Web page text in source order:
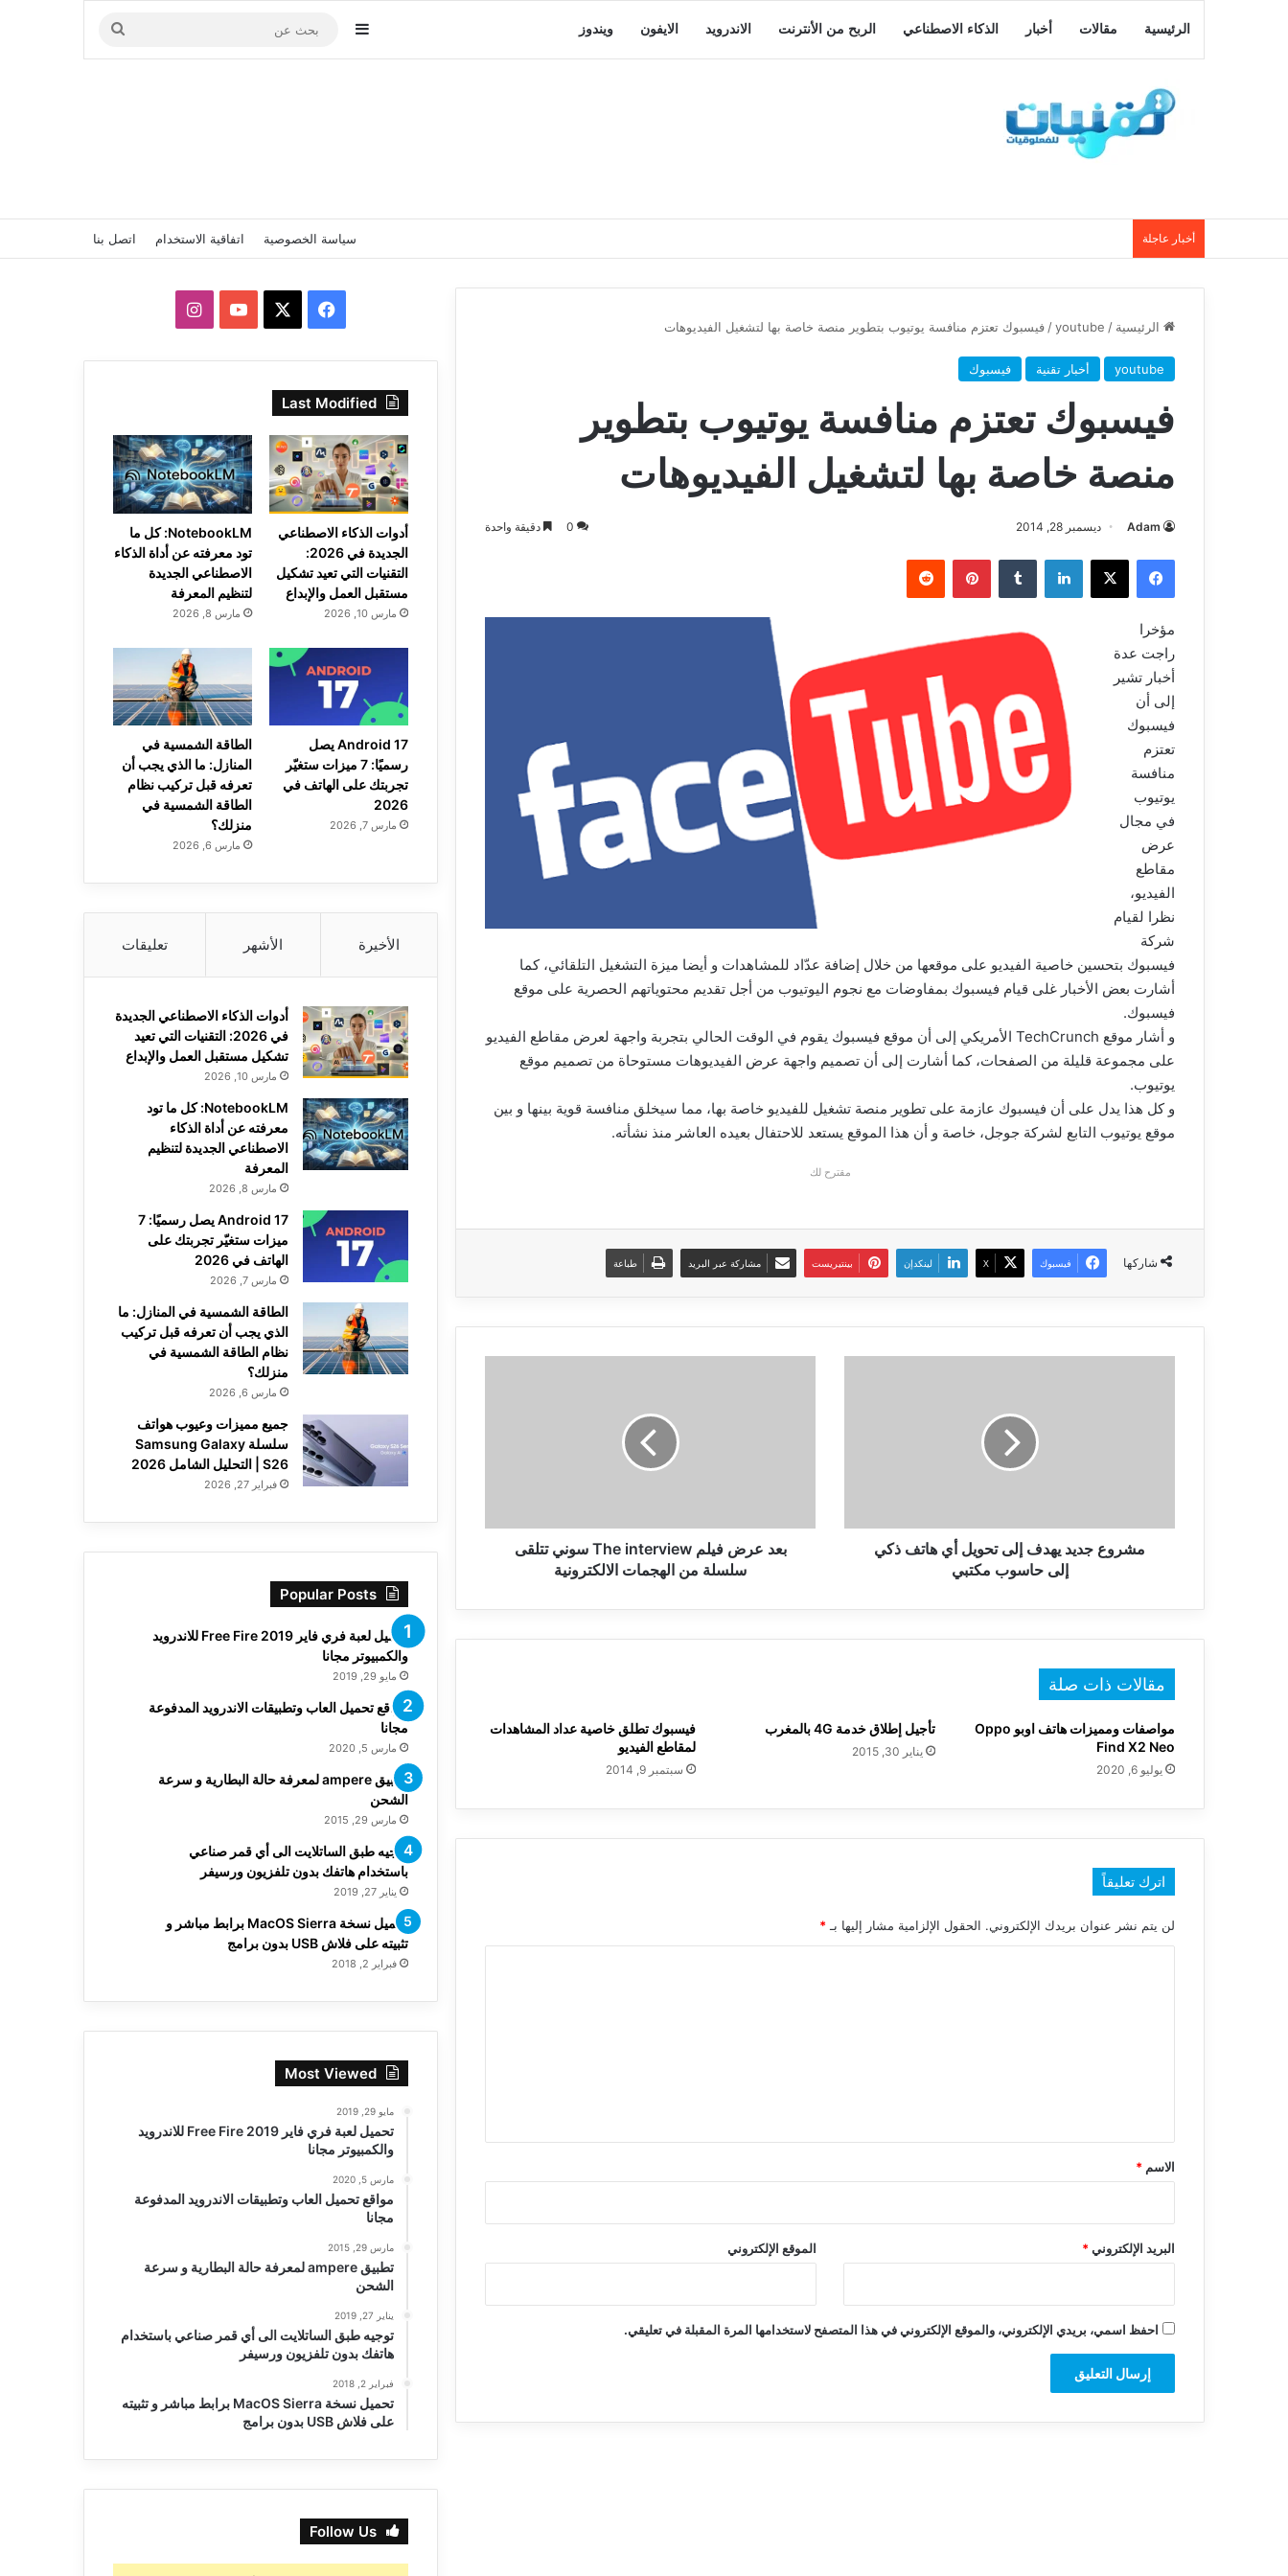
الرئيسية مقالات أخبار الذكاء الاصطناعي الربح من الأنترنت الاندرويد الايفون ويندوز إضافة عمود جانبي
بحث
عن
أخبار عاجلة سياسة الخصوصية اتفاقية الاستخدام اتصل بنا
الرئيسية /
youtube
/ فيسبوك تعتزم منافسة يوتيوب بتطوير منصة خاصة بها لتشغيل الفيديوهات
youtube أخبار تقنية فيسبوك
فيسبوك تعتزم منافسة يوتيوب بتطوير
منصة خاصة بها لتشغيل الفيديوهات
Adam ديسمبر 28, 2014 0 دقيقة واحدة
فيسبوك ‫X لينكدإن بينتيريست
مؤخرا
راجت عدة
أخبار تشير
إلى أن
فيسبوك
تعتزم
منافسة
يوتيوب
في مجال
عرض
مقاطع
الفيديو،
نظرا لقيام
شركة
فيسبوك بتحسين خاصية الفيديو على موقعها من خلال إضافة عدّاد للمشاهدات و أيضا ميزة التشغيل التلقائي، كما
أشارت بعض الأخبار غلى قيام فيسبوك بمفاوضات مع نجوم اليوتيوب من أجل تقديم محتوياتهم الحصرية على موقع
فيسبوك.
و أشار موقع TechCrunch الأمريكي إلى أن موقع فيسبوك يقوم في الوقت الحالي بتجربة واجهة لعرض مقاطع الفيديو
على مجموعة قليلة من الصفحات، كما أشارت إلى أن تصميم واجهة عرض الفيديوهات مستوحاة من تصميم موقع
يوتيوب.
و كل هذا يدل على أن فيسبوك عازمة على تطوير منصة تشغيل للفيديو خاصة بها، مما سيخلق منافسة قوية بينها و بين
موقع يوتيوب التابع لشركة جوجل، خاصة و أن هذا الموقع يستعد للاحتفال بعيده العاشر منذ نشأته.
مقترح لك
شاركها فيسبوك ‫X لينكدإن بينتيريست مشاركة عبر البريد طباعة
إلى
حاسوبمشروع جديد يهدف إلى تحويل أي هاتف ذكي
إلى حاسوب مكتبي
من
الهجمات
بعد عرض فيلم The interview سوني تتلقى
سلسلة من الهجمات الالكترونية
مقالات ذات صلة
مواصفات ومميزات هاتف اوبو Oppo
Find X2 Neo
يوليو 6, 2020
تأجيل إطلاق خدمة 4G بالمغرب
يناير 30, 2015
فيسبوك تطلق خاصية عداد المشاهدات
لمقاطع الفيديو
سبتمبر 9, 2014
اترك تعليقاً
لن يتم نشر عنوان بريدك الإلكتروني. الحقول الإلزامية مشار إليها بـ *
*
الاسم *
البريد الإلكتروني* الموقع الإلكتروني
احفظ اسمي، بريدي الإلكتروني، والموقع الإلكتروني في هذا المتصفح لاستخدامها المرة المقبلة في تعليقي.
فيسبوك ‫YouTubeانستقرام
Last Modified
أدوات الذكاء الاصطناعي
الجديدة في 2026:
التقنيات التي تعيد تشكيل
مستقبل العمل والإبداع
مارس 10, 2026
NotebookLM: كل ما
تود معرفته عن أداة الذكاء
الاصطناعي الجديدة
لتنظيم المعرفة
مارس 8, 2026
Android 17 يصل
رسميًا: 7 ميزات ستغيّر
تجربتك على الهاتف في
2026
مارس 7, 2026
الطاقة الشمسية في
المنازل: ما الذي يجب أن
تعرفه قبل تركيب نظام
الطاقة الشمسية في
منزلك؟
مارس 6, 2026
الأخيرة الأشهر تعليقات
أدوات الذكاء الاصطناعي الجديدة
في 2026: التقنيات التي تعيد
تشكيل مستقبل العمل والإبداع
مارس 10, 2026
NotebookLM: كل ما تود
معرفته عن أداة الذكاء
الاصطناعي الجديدة لتنظيم
المعرفة
مارس 8, 2026
Android 17 يصل رسميًا: 7
ميزات ستغيّر تجربتك على
الهاتف في 2026
مارس 7, 2026
الطاقة الشمسية في المنازل: ما
الذي يجب أن تعرفه قبل تركيب
نظام الطاقة الشمسية في
منزلك؟
مارس 6, 2026
جميع مميزات وعيوب هواتف
سلسلة Samsung Galaxy
S26 | التحليل الشامل 2026
فبراير 27, 2026
Popular Posts
تحميل لعبة فري فاير Free Fire 2019 للاندرويد
والكمبيوتر مجانا
مايو 29, 2019
مواقع تحميل العاب وتطبيقات الاندرويد المدفوعة
مجانا
مارس 5, 2020
تطبيق ampere لمعرفة حالة البطارية و سرعة
الشحن
مارس 29, 2015
توجيه طبق الساتلايت الى أي قمر صناعي
باستخدام هاتفك بدون تلفزيون ورسيفر
يناير 27, 2019
تحميل نسخة MacOS Sierra برابط مباشر و
تثبيته على فلاش USB بدون برامج
فبراير 2, 2018
Most Viewed
مايو 29, 2019
تحميل لعبة فري فاير Free Fire 2019 للاندرويد
والكمبيوتر مجانا
مارس 5, 2020
مواقع تحميل العاب وتطبيقات الاندرويد المدفوعة
مجانا
مارس 29, 2015
تطبيق ampere لمعرفة حالة البطارية و سرعة
الشحن
يناير 27, 2019
توجيه طبق الساتلايت الى أي قمر صناعي باستخدام
هاتفك بدون تلفزيون ورسيفر
فبراير 2, 2018
تحميل نسخة MacOS Sierra برابط مباشر و تثبيته
على فلاش USB بدون برامج
Follow Us